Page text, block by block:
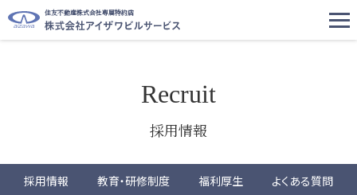
住友不動産株式会社専属特約店
Recruit
採用情報
採用情報 教育・研修制度 福利厚生
よくある質問